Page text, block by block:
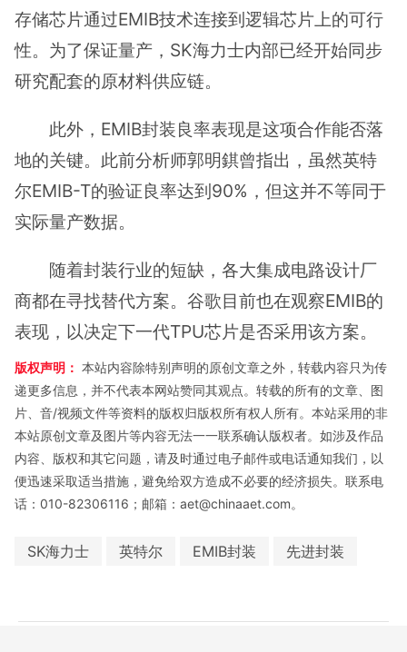
存储芯片通过EMIB技术连接到逻辑芯片上的可行
性。为了保证量产，SK海力士内部已经开始同步
研究配套的原材料供应链。
此外，EMIB封装良率表现是这项合作能否落
地的关键。此前分析师郭明錤曾指出，虽然英特
尔EMIB-T的验证良率达到90%，但这并不等同于
实际量产数据。
随着封装行业的短缺，各大集成电路设计厂
商都在寻找替代方案。谷歌目前也在观察EMIB的
表现，以决定下一代TPU芯片是否采用该方案。
版权声明： 本站内容除特别声明的原创文章之外，转载内容只为传
递更多信息，并不代表本网站赞同其观点。转载的所有的文章、图
片、音/视频文件等资料的版权归版权所有权人所有。本站采用的非
本站原创文章及图片等内容无法一一联系确认版权者。如涉及作品
内容、版权和其它问题，请及时通过电子邮件或电话通知我们，以
便迅速采取适当措施，避免给双方造成不必要的经济损失。联系电
话：010-82306116；邮箱：aet@chinaaet.com。
SK海力士 英特尔 EMIB封装 先进封装